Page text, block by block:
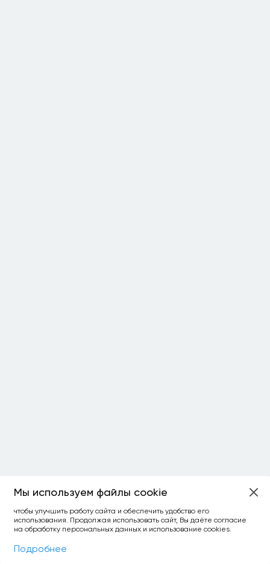
Фильтры
Мы используем файлы cookie
чтобы улучшить работу сайта и обеспечить удобство его
использования. Продолжая использовать сайт, Вы даёте согласие
на обработку персональных данных и использование cookies.
Подробнее
ОСТАЛОСЬ:
уточнить фильтр сравнить топ-3
спросить ИИ